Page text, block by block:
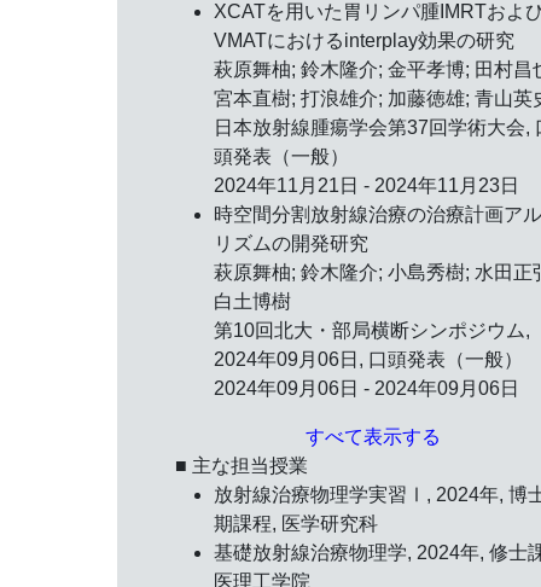
XCATを用いた胃リンパ腫IMRTおよ
VMATにおけるinterplay効果の研究
萩原舞柚; 鈴木隆介; 金平孝博; 田村昌
宮本直樹; 打浪雄介; 加藤徳雄; 青山英
日本放射線腫瘍学会第37回学術大会,
頭発表（一般）
2024年11月21日 - 2024年11月23日
時空間分割放射線治療の治療計画ア
リズムの開発研究
萩原舞柚; 鈴木隆介; 小島秀樹; 水田正
白土博樹
第10回北大・部局横断シンポジウム,
2024年09月06日 , 口頭発表（一般）
2024年09月06日 - 2024年09月06日
すべて表示する
■ 主な担当授業
放射線治療物理学実習Ⅰ, 2024年, 博
期課程, 医学研究科
基礎放射線治療物理学, 2024年, 修士
医理工学院